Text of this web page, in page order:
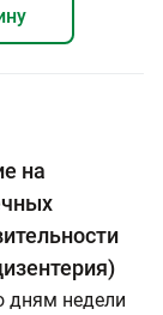
на
дням недели